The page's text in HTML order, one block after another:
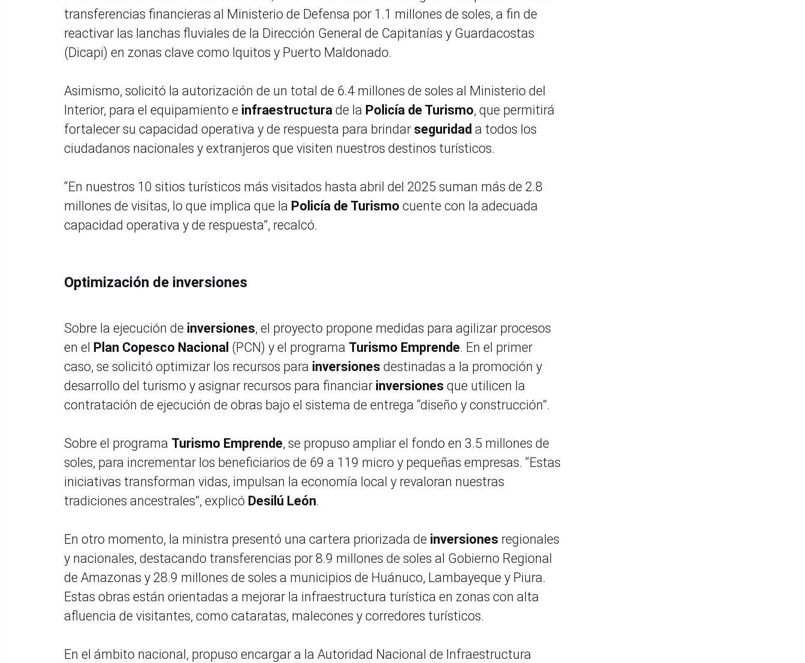
transferencias financieras al Ministerio de Defensa por 1.1 millones de soles, a fin de
reactivar las lanchas fluviales de la Dirección General de Capitanías y Guardacostas
(Dicapi) en zonas clave como Iquitos y Puerto Maldonado.
Asimismo, solicitó la autorización de un total de 6.4 millones de soles al Ministerio del
Interior, para el equipamiento e infraestructura de la Policía de Turismo, que permitirá
fortalecer su capacidad operativa y de respuesta para brindar seguridad a todos los
ciudadanos nacionales y extranjeros que visiten nuestros destinos turísticos.
“En nuestros 10 sitios turísticos más visitados hasta abril del 2025 suman más de 2.8
millones de visitas, lo que implica que la Policía de Turismo cuente con la adecuada
capacidad operativa y de respuesta”, recalcó.
Optimización de inversiones
Sobre la ejecución de inversiones, el proyecto propone medidas para agilizar procesos
en el Plan Copesco Nacional (PCN) y el programa Turismo Emprende. En el primer
caso, se solicitó optimizar los recursos para inversiones destinadas a la promoción y
desarrollo del turismo y asignar recursos para financiar inversiones que utilicen la
contratación de ejecución de obras bajo el sistema de entrega “diseño y construcción”.
Sobre el programa Turismo Emprende, se propuso ampliar el fondo en 3.5 millones de
soles, para incrementar los beneficiarios de 69 a 119 micro y pequeñas empresas. “Estas
iniciativas transforman vidas, impulsan la economía local y revaloran nuestras
tradiciones ancestrales”, explicó Desilú León.
En otro momento, la ministra presentó una cartera priorizada de inversiones regionales
y nacionales, destacando transferencias por 8.9 millones de soles al Gobierno Regional
de Amazonas y 28.9 millones de soles a municipios de Huánuco, Lambayeque y Piura.
Estas obras están orientadas a mejorar la infraestructura turística en zonas con alta
afluencia de visitantes, como cataratas, malecones y corredores turísticos.
En el ámbito nacional, propuso encargar a la Autoridad Nacional de Infraestructura